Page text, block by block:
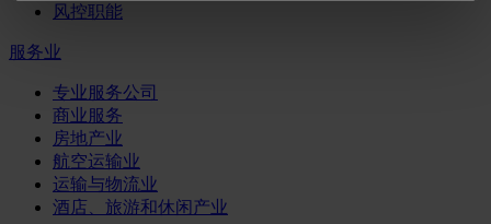
风控职能
服务业
专业服务公司
商业服务
房地产业
航空运输业
运输与物流业
酒店、旅游和休闲产业